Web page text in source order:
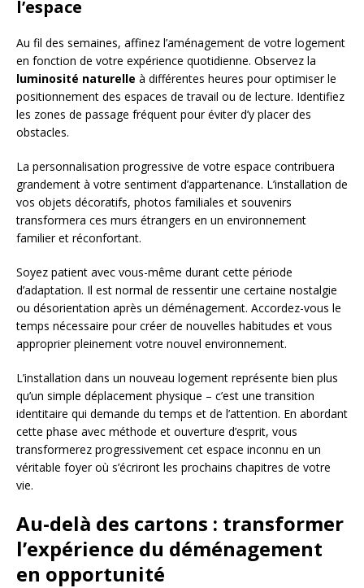
l’espace
Au fil des semaines, affinez l’aménagement de votre logement
en fonction de votre expérience quotidienne. Observez la
luminosité naturelle à différentes heures pour optimiser le
positionnement des espaces de travail ou de lecture. Identifiez
les zones de passage fréquent pour éviter d’y placer des
obstacles.
La personnalisation progressive de votre espace contribuera
grandement à votre sentiment d’appartenance. L’installation de
vos objets décoratifs, photos familiales et souvenirs
transformera ces murs étrangers en un environnement
familier et réconfortant.
Soyez patient avec vous-même durant cette période
d’adaptation. Il est normal de ressentir une certaine nostalgie
ou désorientation après un déménagement. Accordez-vous le
temps nécessaire pour créer de nouvelles habitudes et vous
approprier pleinement votre nouvel environnement.
L’installation dans un nouveau logement représente bien plus
qu’un simple déplacement physique – c’est une transition
identitaire qui demande du temps et de l’attention. En abordant
cette phase avec méthode et ouverture d’esprit, vous
transformerez progressivement cet espace inconnu en un
véritable foyer où s’écriront les prochains chapitres de votre
vie.
Au-delà des cartons : transformer
l’expérience du déménagement
en opportunité